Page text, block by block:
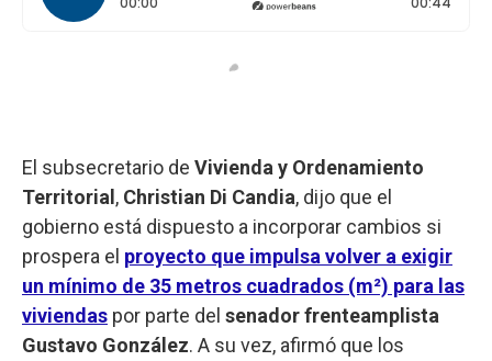
El subsecretario de Vivienda y Ordenamiento
Territorial , Christian Di Candia, dijo que el
gobierno está dispuesto a incorporar cambios si
prospera el proyecto que impulsa volver a exigir
un mínimo de 35 metros cuadrados (m²) para las
viviendas por parte del senador frenteamplista
Gustavo González. A su vez, afirmó que los